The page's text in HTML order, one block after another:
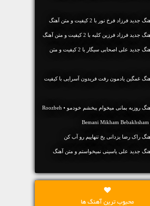
فرزاد فرخ نور با 2 کیفیت و متن آهنگ
فرزاد فرزین کلبه با 2 کیفیت و متن آهنگ
دانلود آهنگ جديد علی اصحابی سیگار با 2 کیفیت و متن
غمگین یادمون رفت فریدون آسرایی با کیفیت
دانلود آهنگ روزبه بمانی میخوام ببخشم خودمو • Roozbeh
Bemani Mikham
راک رضا یزدانی یخ تنهاییم رو آب کن
جديد علی یاسینی نمیخواستم و متن آهنگ
محبوب ترین آهنگ ها